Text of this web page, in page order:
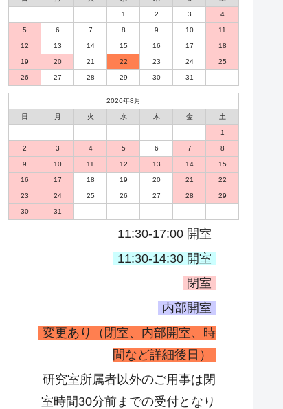
1 2 3 4
5 6 7 8 9 10 11
12 13 14 15 16 17 18
19 20 21 22 23 24 25
26 27 28 29 30 31
2026年8月
日 月 火 水 木 金 土
1
2 3 4 5 6 7 8
9 10 11 12 13 14 15
16 17 18 19 20 21 22
23 24 25 26 27 28 29
30 31
11:30-17:00 開室
11:30-14:30 開室
閉室
内部開室
変更あり（閉室、内部開室、時
間など詳細後日）
研究室所属者以外のご用事は閉
室時間30分前までの受付となり